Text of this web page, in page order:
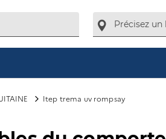
Itep trema uv rompsay